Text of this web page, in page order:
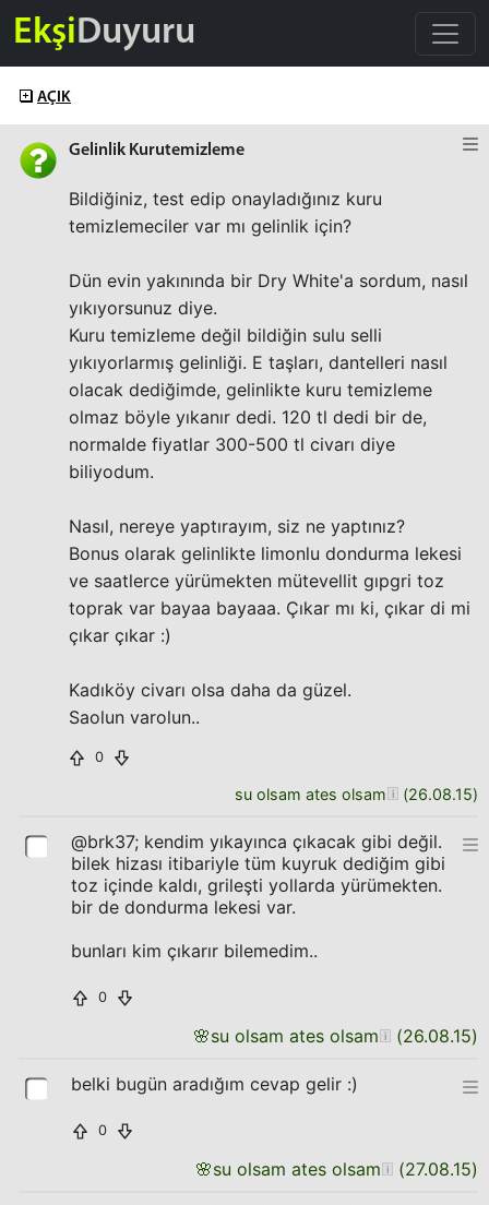
EkşiDuyuru
AÇIK
Gelinlik Kurutemizleme
Bildiğiniz, test edip onayladığınız kuru
temizlemeciler var mı gelinlik için?
Dün evin yakınında bir Dry White'a sordum, nasıl
yıkıyorsunuz diye.
Kuru temizleme değil bildiğin sulu selli
yıkıyorlarmış gelinliği. E taşları, dantelleri nasıl
olacak dediğimde, gelinlikte kuru temizleme
olmaz böyle yıkanır dedi. 120 tl dedi bir de,
normalde fiyatlar 300-500 tl civarı diye
biliyodum.
Nasıl, nereye yaptırayım, siz ne yaptınız?
Bonus olarak gelinlikte limonlu dondurma lekesi
ve saatlerce yürümekten mütevellit gıpgri toz
toprak var bayaa bayaaa. Çıkar mı ki, çıkar di mi
çıkar çıkar :)
Kadıköy civarı olsa daha da güzel.
Saolun varolun..
0
su olsam ates olsam (26.08.15)
@brk37; kendim yıkayınca çıkacak gibi değil.
bilek hizası itibariyle tüm kuyruk dediğim gibi
toz içinde kaldı, grileşti yollarda yürümekten.
bir de dondurma lekesi var.
bunları kim çıkarır bilemedim..
0
🌸su olsam ates olsam (26.08.15)
belki bugün aradığım cevap gelir :)
0
🌸su olsam ates olsam (27.08.15)